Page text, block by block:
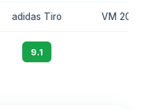
adidas Tiro VM 2026
9.1